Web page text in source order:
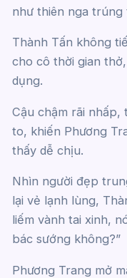
như thiên nga
Thành Tấn không
cho cô thời gian
dụng.
Cậu chậm rãi
to, khiến Phương
thấy dễ chịu.
Nhìn người đẹp
lại vẻ lạnh lùng,
liếm vành tai xinh,
bác sướng không?”
Phương Trang mở